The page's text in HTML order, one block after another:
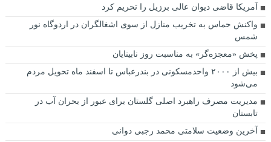
آمریکا قاضی دیوان عالی برزیل را تحریم کرد
واکنش حماس به تخریب منازل از سوی اشغالگران در اردوگاه نور
شمس
پخش «معجزه‌گر» به مناسبت روز نابینایان
بیش از ۲۰۰۰ واحدمسکونی در بندرعباس تا اسفند ماه تحویل مردم
می‌شود
مدیریت مصرف راهبرد اصلی گلستان برای عبور از بحران آب در
تابستان
آخرین وضعیت سلامتی محمد رجبی دوانی